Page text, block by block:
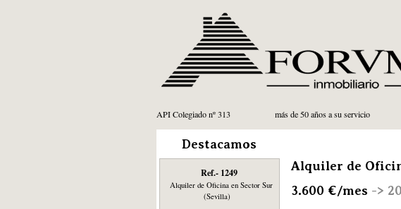
API Colegiado nº 313 más de 50 años a su servicio
Destacamos
Ref.- 1249
Alquiler de Oficina en Sector Sur
(Sevilla)
Alquiler de
3.600 €/mes ->